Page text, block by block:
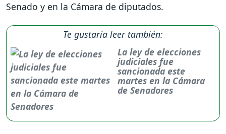
Senado y en la Cámara de diputados.
Te gustaría leer también:
La ley de elecciones
judiciales fue
sancionada este
martes en la Cámara
de Senadores